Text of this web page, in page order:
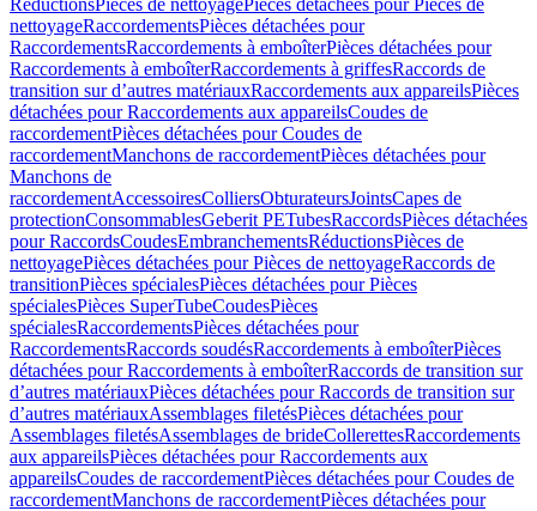
RéductionsPièces de nettoyagePièces détachées pour Pièces de
nettoyageRaccordementsPièces détachées pour
RaccordementsRaccordements à emboîterPièces détachées pour
Raccordements à emboîterRaccordements à griffesRaccords de
transition sur d’autres matériauxRaccordements aux appareilsPièces
détachées pour Raccordements aux appareilsCoudes de
raccordementPièces détachées pour Coudes de
raccordementManchons de raccordementPièces détachées pour
Manchons de
raccordementAccessoiresColliersObturateursJointsCapes de
protectionConsommablesGeberit PETubesRaccordsPièces détachées
pour RaccordsCoudesEmbranchementsRéductionsPièces de
nettoyagePièces détachées pour Pièces de nettoyageRaccords de
transitionPièces spécialesPièces détachées pour Pièces
spécialesPièces SuperTubeCoudesPièces
spécialesRaccordementsPièces détachées pour
RaccordementsRaccords soudésRaccordements à emboîterPièces
détachées pour Raccordements à emboîterRaccords de transition sur
d’autres matériauxPièces détachées pour Raccords de transition sur
d’autres matériauxAssemblages filetésPièces détachées pour
Assemblages filetésAssemblages de brideCollerettesRaccordements
aux appareilsPièces détachées pour Raccordements aux
appareilsCoudes de raccordementPièces détachées pour Coudes de
raccordementManchons de raccordementPièces détachées pour